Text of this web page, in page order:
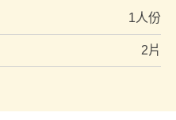
1人份
2片